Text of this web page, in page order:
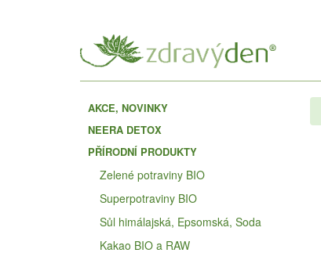
AKCE, NOVINKY
NEERA DETOX
PŘÍRODNÍ PRODUKTY
Zelené potraviny BIO
Superpotraviny BIO
Sůl himálajská, Epsomská, Soda
Kakao BIO a RAW